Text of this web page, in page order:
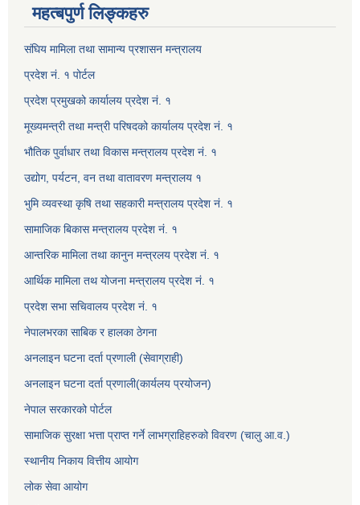
महत्बपुर्ण लिङ्कहरु
संघिय मामिला तथा सामान्य प्रशासन मन्त्रालय
प्रदेश नं. १ पोर्टल
प्रदेश प्रमुखको कार्यालय प्रदेश नं. १
मूख्यमन्त्री तथा मन्त्री परिषदको कार्यालय प्रदेश नं. १
भौतिक पुर्वाधार तथा विकास मन्त्रालय प्रदेश नं. १
उद्योग, पर्यटन, वन तथा वातावरण मन्त्रालय १
भुमि व्यवस्था कृषि तथा सहकारी मन्त्रालय प्रदेश नं. १
सामाजिक बिकास मन्त्रालय प्रदेश नं. १
आन्तरिक मामिला तथा कानुन मन्त्रलय प्रदेश नं. १
आर्थिक मामिला तथ योजना मन्त्रालय प्रदेश नं. १
प्रदेश सभा सचिवालय प्रदेश नं. १
नेपालभरका साबिक र हालका ठेगना
अनलाइन घटना दर्ता प्रणाली (सेवाग्राही)
अनलाइन घटना दर्ता प्रणाली(कार्यलय प्रयोजन)
नेपाल सरकारको पोर्टल
सामाजिक सुरक्षा भत्ता प्राप्त गर्ने लाभग्राहिहरुको विवरण (चालु आ.व.)
स्थानीय निकाय वित्तीय आयोग
लोक सेवा आयोग